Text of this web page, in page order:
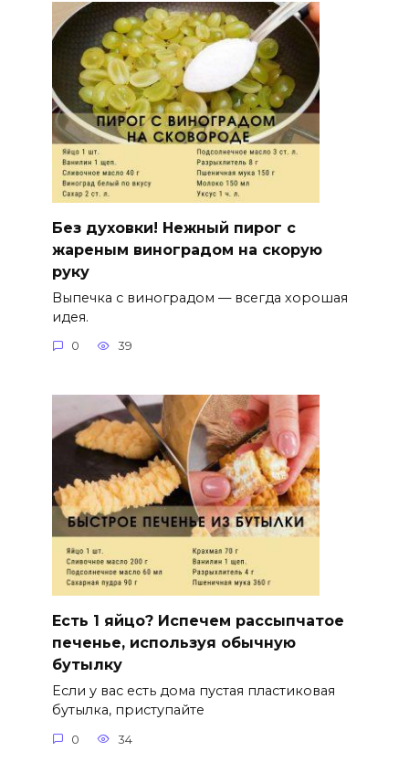
Без духовки! Нежный пирог с
жареным виноградом на скорую
руку
Выпечка с виноградом — всегда хорошая
идея.
0 39
Есть 1 яйцо? Испечем рассыпчатое
печенье, используя обычную
бутылку
Если у вас есть дома пустая пластиковая
бутылка, приступайте
0 34